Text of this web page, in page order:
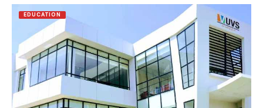
EDUCATION